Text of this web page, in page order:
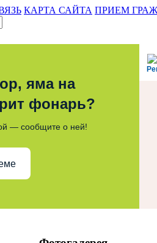
КАРТА САЙТА ПРИЕМ
яма на
фонарь?
— сообщите о ней!